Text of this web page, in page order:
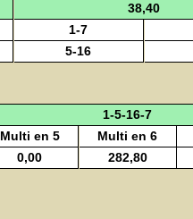
38,40
1-7
5-16
1-5-16-7
Multi en 5 Multi en 6
0,00 282,80